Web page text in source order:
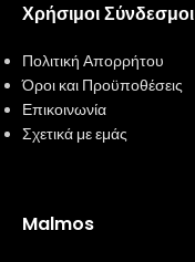
Χρήσιμοι Σύνδεσμοι
Πολιτική Απορρήτου
Όροι και Προϋποθέσεις
Επικοινωνία
Σχετικά με εμάς
Malmos